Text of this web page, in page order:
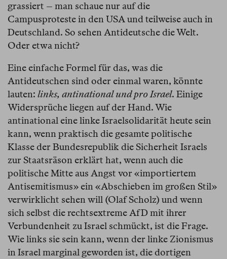
grassiert – man schaue nur auf die
Campusproteste in den USA und teilweise auch in
Deutschland. So sehen Antideutsche die Welt.
Oder etwa nicht?
Eine einfache Formel für das, was die
Antideutschen sind oder einmal waren, könnte
lauten: links, antinational und pro Israel. Einige
Widersprüche liegen auf der Hand. Wie
antinational eine linke Israelsolidarität heute sein
kann, wenn praktisch die gesamte politische
Klasse der Bundesrepublik die Sicherheit Israels
zur Staatsräson erklärt hat, wenn auch die
politische Mitte aus Angst vor «importiertem
Antisemitismus» ein «Abschieben im großen Stil»
verwirklicht sehen will (Olaf Scholz) und wenn
sich selbst die rechtsextreme AfD mit ihrer
Verbundenheit zu Israel schmückt, ist die Frage.
Wie links sie sein kann, wenn der linke Zionismus
in Israel marginal geworden ist, die dortigen